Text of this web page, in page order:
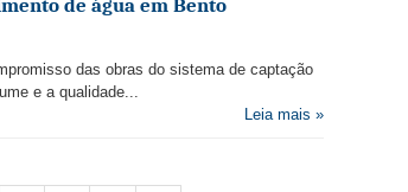
de água em Bento
das obras do sistema de captação
e a qualidade...
Leia mais »